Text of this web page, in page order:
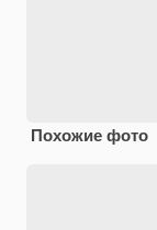
Похожие фото